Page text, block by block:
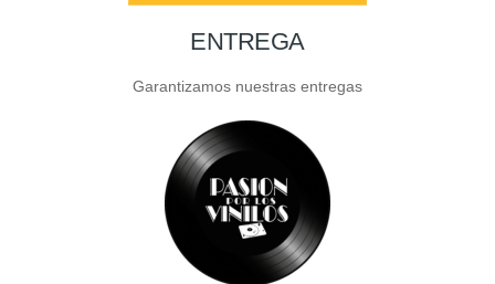
ENTREGA
Garantizamos nuestras entregas